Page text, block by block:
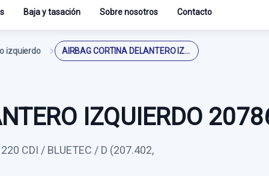
Baja y tasación Sobre nosotros Contacto
izquierdo AIRBAG CORTINA DELANTERO IZQUIERDO 2078602302
IZQUIERDO
CDI / BLUETEC / D (207.402,